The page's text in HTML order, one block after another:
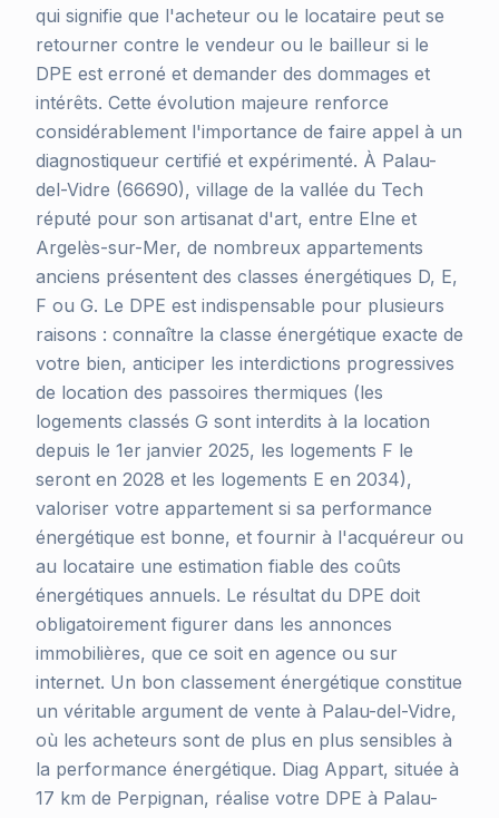
qui signifie que l'acheteur ou le locataire peut se
retourner contre le vendeur ou le bailleur si le
DPE est erroné et demander des dommages et
intérêts. Cette évolution majeure renforce
considérablement l'importance de faire appel à un
diagnostiqueur certifié et expérimenté. À Palau-
del-Vidre (66690), village de la vallée du Tech
réputé pour son artisanat d'art, entre Elne et
Argelès-sur-Mer, de nombreux appartements
anciens présentent des classes énergétiques D, E,
F ou G. Le DPE est indispensable pour plusieurs
raisons : connaître la classe énergétique exacte de
votre bien, anticiper les interdictions progressives
de location des passoires thermiques (les
logements classés G sont interdits à la location
depuis le 1er janvier 2025, les logements F le
seront en 2028 et les logements E en 2034),
valoriser votre appartement si sa performance
énergétique est bonne, et fournir à l'acquéreur ou
au locataire une estimation fiable des coûts
énergétiques annuels. Le résultat du DPE doit
obligatoirement figurer dans les annonces
immobilières, que ce soit en agence ou sur
internet. Un bon classement énergétique constitue
un véritable argument de vente à Palau-del-Vidre,
où les acheteurs sont de plus en plus sensibles à
la performance énergétique. Diag Appart, située à
17 km de Perpignan, réalise votre DPE à Palau-